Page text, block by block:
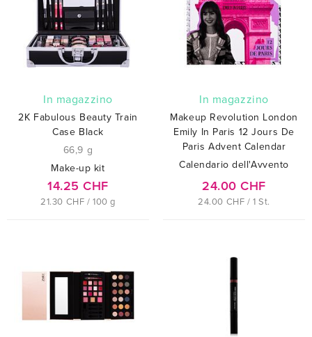
In magazzino
2K Fabulous Beauty Train
Case Black
66,9 g
Make-up kit
14.25 CHF
21.30 CHF / 100 g
In magazzino
Makeup Revolution London
Emily In Paris 12 Jours De
Paris Advent Calendar
Calendario dell'Avvento
24.00 CHF
24.00 CHF / 1 St.